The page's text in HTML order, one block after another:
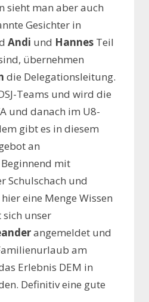
sieht man aber auch
Gesichter in
Andi und Hannes Teil
übernehmen
die Delegationsleitung.
Teams und wird die
und danach im U8-
gibt es in diesem
an
mit
Schulschach und
eine Menge Wissen
unser
angemeldet und
am
Erlebnis DEM in
Definitiv eine gute